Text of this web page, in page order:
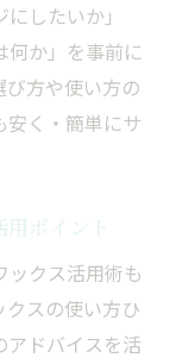
したいか」
何か」を事前に
方や使い方の
安く・簡単にサ
ポイント
ックス活用術も
スの使い方ひ
アドバイスを活